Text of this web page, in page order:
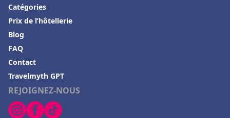
REJOIGNEZ-NOUS
Catégories
Prix de l’hôtellerie
Blog
FAQ
Contact
Travelmyth GPT